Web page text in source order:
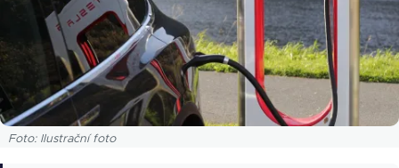
Foto: Ilustrační foto